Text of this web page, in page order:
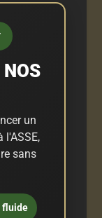
un
l'ASSE,
sans
fluide